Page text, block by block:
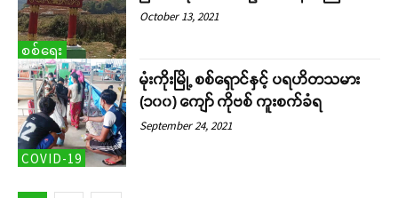
စစ်ရေး
October 13, 2021
COVID-19
မုံးကိုးမြို့ စစ်ရှောင်နှင့် ပရဟိတသမား
(၁၀၀) ကျော် ကိုဗစ် ကူးစက်ခံရ
September 24, 2021